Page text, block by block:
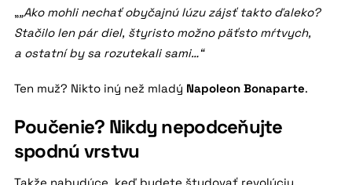
„„Ako mohli nechať obyčajnú lúzu zájsť takto ďaleko?
Stačilo len pár diel, štyristo možno päťsto mŕtvych,
a ostatní by sa rozutekali sami…“
Ten muž? Nikto iný než mladý Napoleon Bonaparte.
Poučenie? Nikdy nepodceňujte
spodnú vrstvu